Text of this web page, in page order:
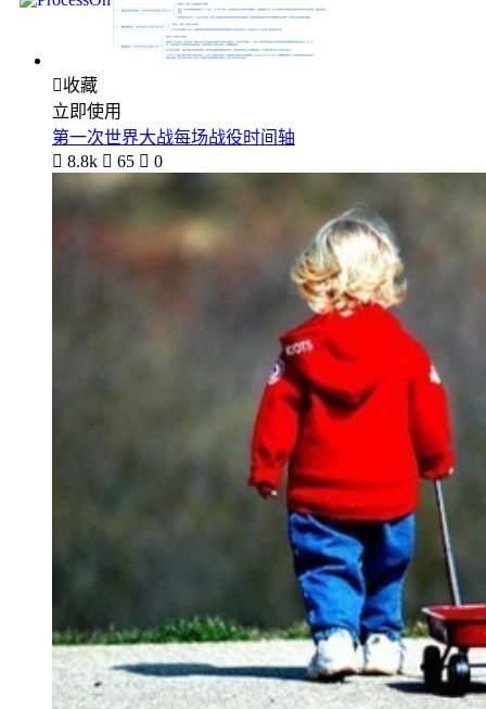
收藏
立即使用
第一次世界大战每场战役时间轴
 8.8k  65  0